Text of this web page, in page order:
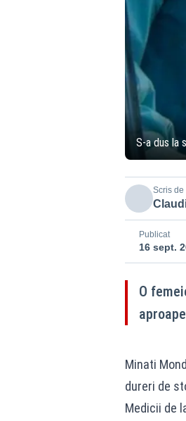
S-a dus la
Scris de
Publicat
16 sept.
O
Minati
dureri de
Medicii de